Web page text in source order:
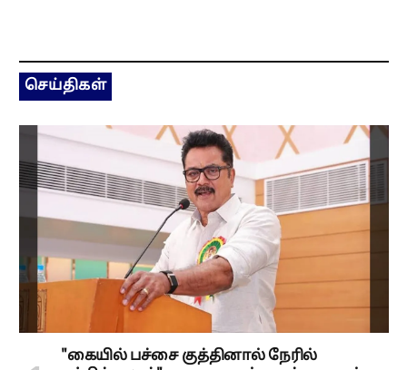
செய்திகள்
"கையில் பச்சை குத்தினால் நேரில்